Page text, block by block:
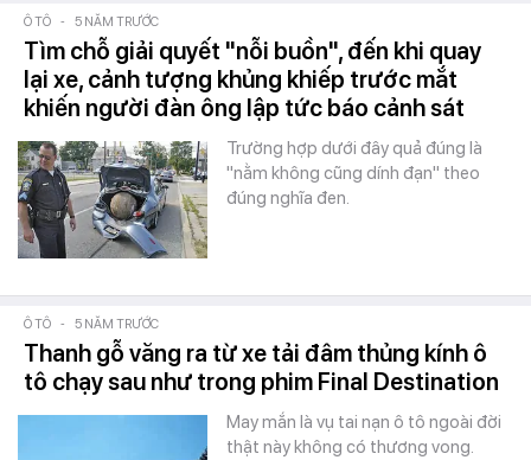
Ô TÔ - 5 NĂM TRƯỚC
Tìm chỗ giải quyết "nỗi buồn", đến khi quay
lại xe, cảnh tượng khủng khiếp trước mắt
khiến người đàn ông lập tức báo cảnh sát
Trường hợp dưới đây quả đúng là
"nằm không cũng dính đạn" theo
đúng nghĩa đen.
Ô TÔ - 5 NĂM TRƯỚC
Thanh gỗ văng ra từ xe tải đâm thủng kính ô
tô chạy sau như trong phim Final Destination
May mắn là vụ tai nạn ô tô ngoài đời
thật này không có thương vong.